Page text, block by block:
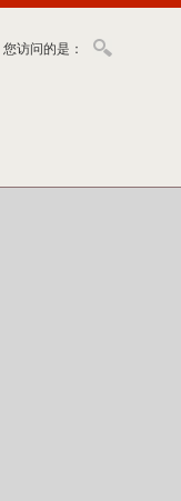
您访问的是：